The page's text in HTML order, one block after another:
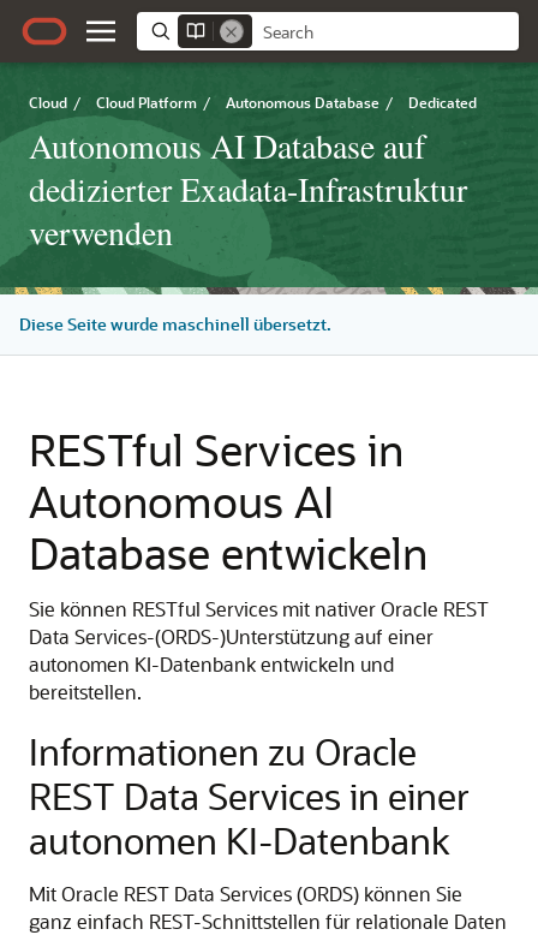
Cloud / Cloud Platform / Autonomous Database / Dedicated
Autonomous AI Database auf
dedizierter Exadata-Infrastruktur
verwenden
Diese Seite wurde maschinell übersetzt.
RESTful Services in
Autonomous AI
Database entwickeln
Sie können RESTful Services mit nativer Oracle REST
Data Services-(ORDS-)Unterstützung auf einer
autonomen KI-Datenbank entwickeln und
bereitstellen.
Informationen zu Oracle
REST Data Services in einer
autonomen KI-Datenbank
Mit Oracle REST Data Services (ORDS) können Sie
ganz einfach REST-Schnittstellen für relationale Daten